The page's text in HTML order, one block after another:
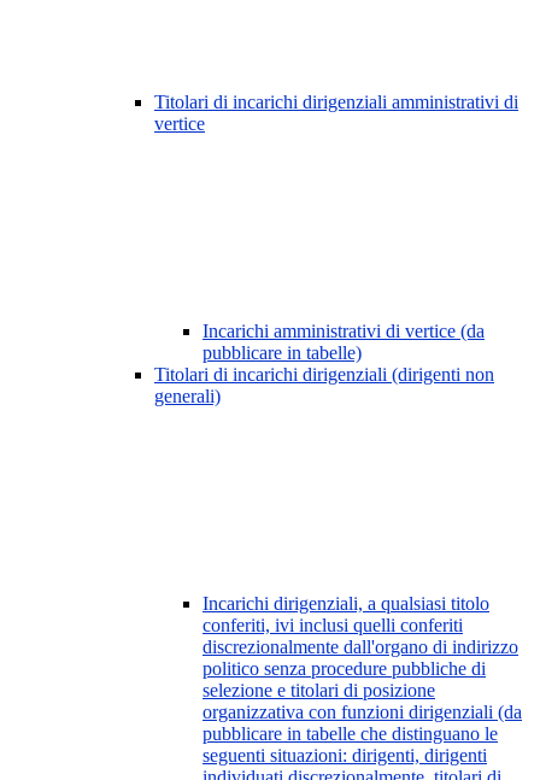
Titolari di incarichi dirigenziali amministrativi di
vertice
Incarichi amministrativi di vertice (da
pubblicare in tabelle)
Titolari di incarichi dirigenziali (dirigenti non
generali)
Incarichi dirigenziali, a qualsiasi titolo
conferiti, ivi inclusi quelli conferiti
discrezionalmente dall'organo di indirizzo
politico senza procedure pubbliche di
selezione e titolari di posizione
organizzativa con funzioni dirigenziali (da
pubblicare in tabelle che distinguano le
seguenti situazioni: dirigenti, dirigenti